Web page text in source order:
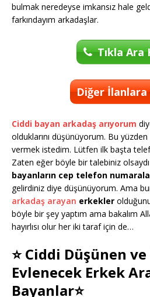
bulmak neredeyse imkansız hale
farkındayım arkadaşlar.
Tıkla Ara
Diğer İlanlara
Ciddi bayan arkadaş arıyorum
olduklarını düşünüyorum. Bu
vermek istedim. Lütfen ilk başta
Zaten eğer böyle bir talebiniz olsaydı
bayanların cep telefon
gelirdiniz diye düşünüyorum. Ama
arkadaş arayan erkekler
böyle bir şey yaptım ama bakalım
hayırlısı olur her iki taraf için de…
⭐ Ciddi Düşünen
Evlenecek Erkek
Bayanlar⭐